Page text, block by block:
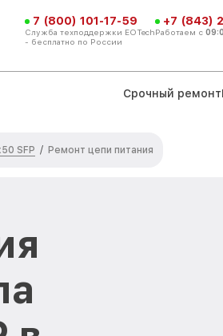
7 (800) 101-17-59
Служба техподдержки EOTech
- бесплатно по России
+7 (843)
Работаем с
Срочный ремонт
SFP / Ремонт цепи питания